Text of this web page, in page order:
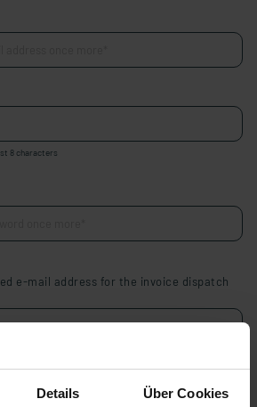
Details Über Cookies
8 characters
e-mail address for the invoice dispatch